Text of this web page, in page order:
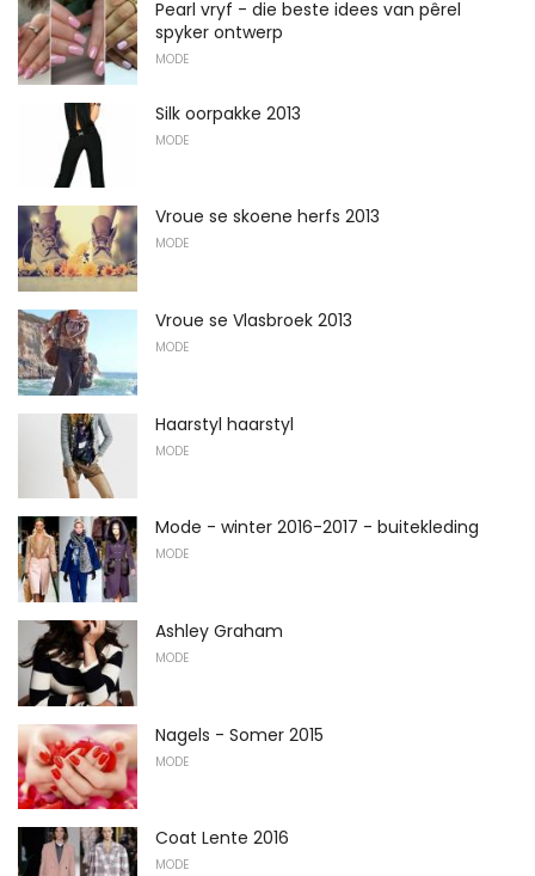
Pearl vryf - die beste idees van pêrel
spyker ontwerp
MODE
Silk oorpakke 2013
MODE
Vroue se skoene herfs 2013
MODE
Vroue se Vlasbroek 2013
MODE
Haarstyl haarstyl
MODE
Mode - winter 2016-2017 - buitekleding
MODE
Ashley Graham
MODE
Nagels - Somer 2015
MODE
Coat Lente 2016
MODE